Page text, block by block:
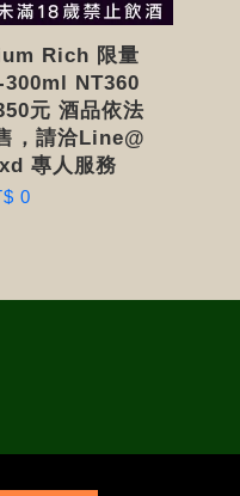
Rich 限量
300ml NT360
元 酒品依法
，請洽Line@
專人服務
0